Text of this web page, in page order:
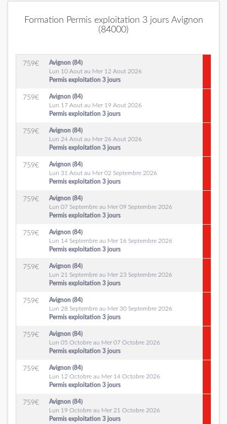
Formation Permis exploitation 3 jours Avignon
(84000)
759€
Avignon (84)
Lun 10 Aout au Mer 12 Aout 2026
Permis exploitation 3 jours
759€
Avignon (84)
Lun 17 Aout au Mer 19 Aout 2026
Permis exploitation 3 jours
759€
Avignon (84)
Lun 24 Aout au Mer 26 Aout 2026
Permis exploitation 3 jours
759€
Avignon (84)
Lun 31 Aout au Mer 02 Septembre 2026
Permis exploitation 3 jours
759€
Avignon (84)
Lun 07 Septembre au Mer 09 Septembre 2026
Permis exploitation 3 jours
759€
Avignon (84)
Lun 14 Septembre au Mer 16 Septembre 2026
Permis exploitation 3 jours
759€
Avignon (84)
Lun 21 Septembre au Mer 23 Septembre 2026
Permis exploitation 3 jours
759€
Avignon (84)
Lun 28 Septembre au Mer 30 Septembre 2026
Permis exploitation 3 jours
759€
Avignon (84)
Lun 05 Octobre au Mer 07 Octobre 2026
Permis exploitation 3 jours
759€
Avignon (84)
Lun 12 Octobre au Mer 14 Octobre 2026
Permis exploitation 3 jours
759€
Avignon (84)
Lun 19 Octobre au Mer 21 Octobre 2026
Permis exploitation 3 jours